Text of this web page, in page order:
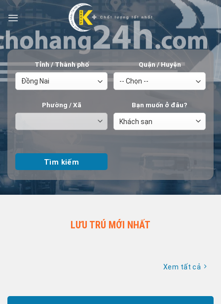
Tỉnh / Thành phố Quận / Huyện
Phường / Xã Bạn muốn ở đâu?
LƯU TRÚ MỚI NHẤT
Xem tất cả